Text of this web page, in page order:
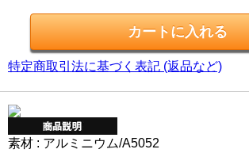
特定商取引法に基づく表記 (返品など)
素材 : アルミニウム/A5052